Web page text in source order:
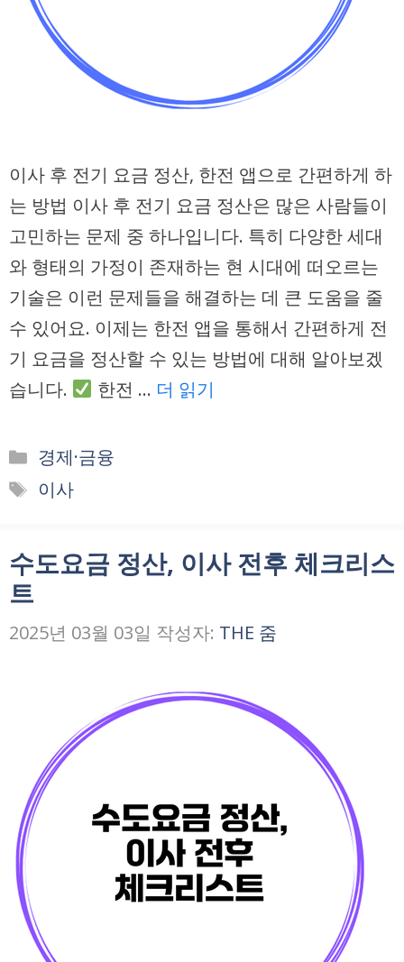
이사 후 전기 요금 정산, 한전 앱으로 간편하게 하
는 방법 이사 후 전기 요금 정산은 많은 사람들이
고민하는 문제 중 하나입니다. 특히 다양한 세대
와 형태의 가정이 존재하는 현 시대에 떠오르는
기술은 이런 문제들을 해결하는 데 큰 도움을 줄
수 있어요. 이제는 한전 앱을 통해서 간편하게 전
기 요금을 정산할 수 있는 방법에 대해 알아보겠
습니다.
한전 … 더 읽기
카
테
경제·금융
태
이사
수도요금 정산, 이사 전후 체크리스
트
2025년 03월 03일 작성자: THE 줌